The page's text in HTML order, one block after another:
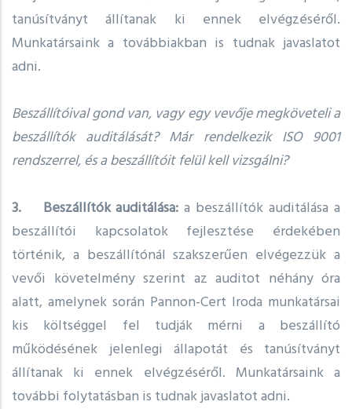
tanúsítványt állítanak ki ennek elvégzéséről.
Munkatársaink a továbbiakban is tudnak javaslatot
adni.
Beszállítóival gond van, vagy egy vevője megköveteli a
beszállítók auditálását? Már rendelkezik ISO 9001
rendszerrel, és a beszállítóit felül kell vizsgálni?
3. Beszállítók auditálása: a beszállítók auditálása a
beszállítói kapcsolatok fejlesztése érdekében
történik, a beszállítónál szakszerűen elvégezzük a
vevői követelmény szerint az auditot néhány óra
alatt, amelynek során Pannon-Cert Iroda munkatársai
kis költséggel fel tudják mérni a beszállító
működésének jelenlegi állapotát és tanúsítványt
állítanak ki ennek elvégzéséről. Munkatársaink a
további folytatásban is tudnak javaslatot adni.